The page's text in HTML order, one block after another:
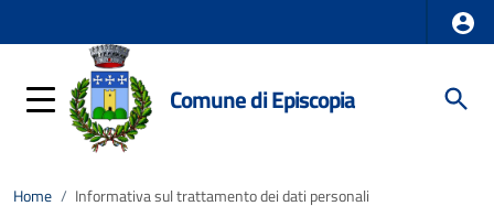
Comune di Episcopia
Home / Informativa sul trattamento dei dati personali